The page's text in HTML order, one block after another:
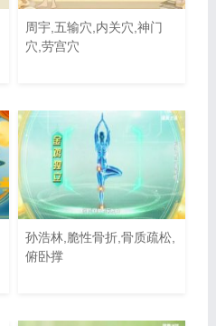
周宇,五输穴,内关穴,神门
穴,劳宫穴
孙浩林,脆性骨折,骨质疏松,
俯卧撑